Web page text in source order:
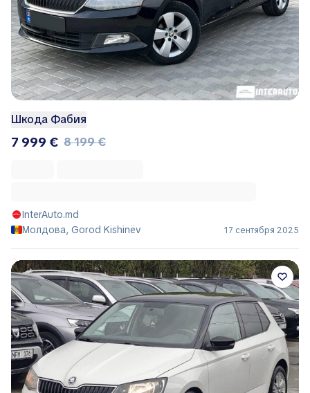
Шкода Фабия
7 999 € 8 199 €
InterAuto.md
Молдова, Gorod Kishinëv
17 сентября 2025